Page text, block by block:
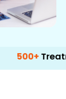
Treatment